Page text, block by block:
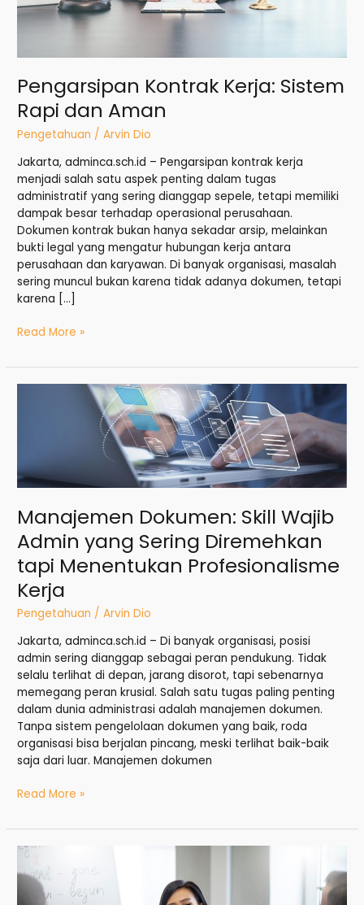
Pengarsipan Kontrak Kerja: Sistem
Rapi dan Aman
Pengetahuan /Arvin Dio
Jakarta, adminca.sch.id – Pengarsipan kontrak kerja
menjadi salah satu aspek penting dalam tugas
administratif yang sering dianggap sepele, tetapi memiliki
dampak besar terhadap operasional perusahaan.
Dokumen kontrak bukan hanya sekadar arsip, melainkan
bukti legal yang mengatur hubungan kerja antara
perusahaan dan karyawan. Di banyak organisasi, masalah
sering muncul bukan karena tidak adanya dokumen, tetapi
karena […]
Read More »
Manajemen Dokumen: Skill Wajib
Admin yang Sering Diremehkan
tapi Menentukan Profesionalisme
Kerja
Pengetahuan /Arvin Dio
Jakarta, adminca.sch.id – Di banyak organisasi, posisi
admin sering dianggap sebagai peran pendukung. Tidak
selalu terlihat di depan, jarang disorot, tapi sebenarnya
memegang peran krusial. Salah satu tugas paling penting
dalam dunia administrasi adalah manajemen dokumen.
Tanpa sistem pengelolaan dokumen yang baik, roda
organisasi bisa berjalan pincang, meski terlihat baik-baik
saja dari luar. Manajemen dokumen
yang
Diremehkan
tapi
Menentukan
Profesionalisme
Kerja
Read More »
Prosedur
Operasional:
Panduan